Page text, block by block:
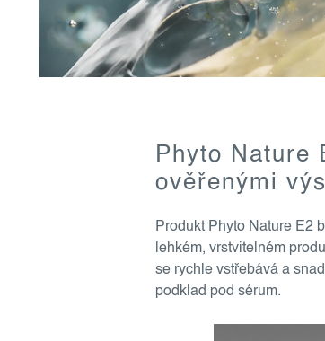
Phyto Nature
ověřenými
Produkt Phyto Nature E2
lehkém, vrstvitelném
se rychle vstřebává a
podklad pod sérum.